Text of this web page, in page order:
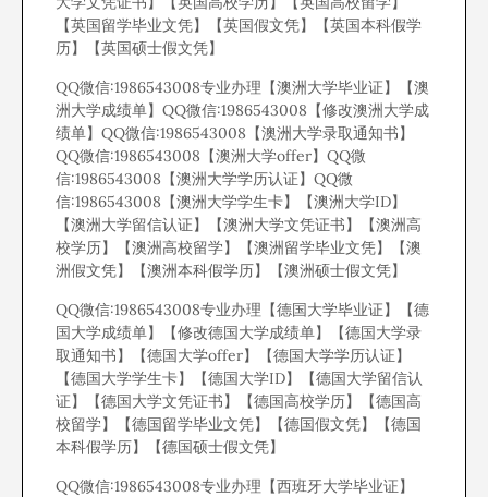
【英国留学毕业文凭】【英国假文凭】【英国本科假学
历】【英国硕士假文凭】
QQ微信:1986543008专业办理【澳洲大学毕业证】【澳
洲大学成绩单】QQ微信:1986543008【修改澳洲大学成
绩单】QQ微信:1986543008【澳洲大学录取通知书】
QQ微信:1986543008【澳洲大学offer】QQ微
信:1986543008【澳洲大学学历认证】QQ微
信:1986543008【澳洲大学学生卡】【澳洲大学ID】
【澳洲大学留信认证】【澳洲大学文凭证书】【澳洲高
校学历】【澳洲高校留学】【澳洲留学毕业文凭】【澳
洲假文凭】【澳洲本科假学历】【澳洲硕士假文凭】
QQ微信:1986543008专业办理【德国大学毕业证】【德
国大学成绩单】【修改德国大学成绩单】【德国大学录
取通知书】【德国大学offer】【德国大学学历认证】
【德国大学学生卡】【德国大学ID】【德国大学留信认
证】【德国大学文凭证书】【德国高校学历】【德国高
校留学】【德国留学毕业文凭】【德国假文凭】【德国
本科假学历】【德国硕士假文凭】
QQ微信:1986543008专业办理【西班牙大学毕业证】